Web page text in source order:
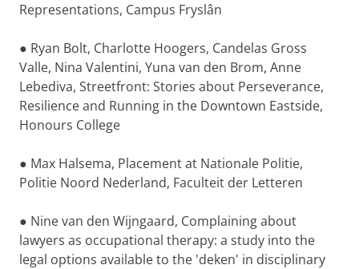
Representations, Campus Fryslân
● Ryan Bolt, Charlotte Hoogers, Candelas Gross
Valle, Nina Valentini, Yuna van den Brom, Anne
Lebediva, Streetfront: Stories about Perseverance,
Resilience and Running in the Downtown Eastside,
Honours College
● Max Halsema, Placement at Nationale Politie,
Politie Noord Nederland, Faculteit der Letteren
● Nine van den Wijngaard, Complaining about
lawyers as occupational therapy: a study into the
legal options available to the 'deken' in disciplinary